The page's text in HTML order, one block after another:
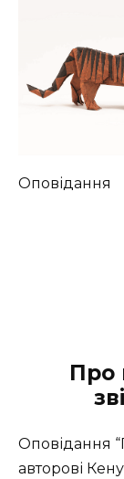
Оповідання
Про
Оповідання
авторові